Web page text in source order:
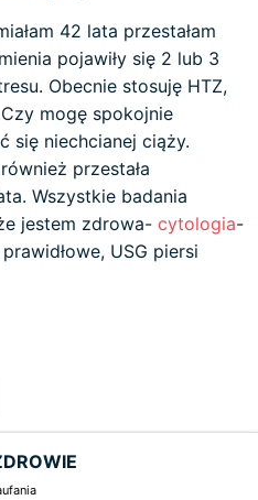
42 lata przestałam
pojawiły się 2 lub 3
Obecnie stosuję HTZ,
mogę spokojnie
się niechcianej ciąży.
przestała
Wszystkie badania
jestem zdrowa- cytologia-
USG piersi